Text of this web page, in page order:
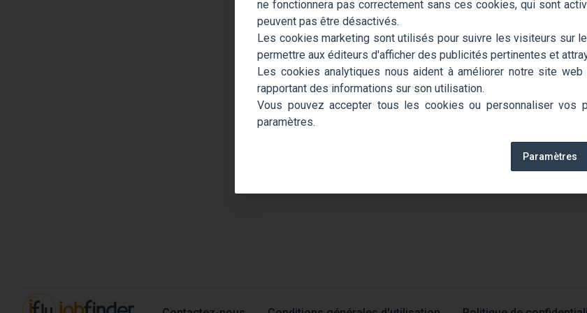
ne fonctionnera pas correctement sans ces cookies, qui sont
peuvent pas être désactivés.
Les cookies marketing sont utilisés pour suivre les visiteurs sur
permettre aux éditeurs d'afficher des publicités pertinentes et
Les cookies analytiques nous aident à améliorer notre site
rapportant des informations sur son utilisation.
Vous pouvez accepter tous les cookies ou personnaliser vos
paramètres.
Paramètres